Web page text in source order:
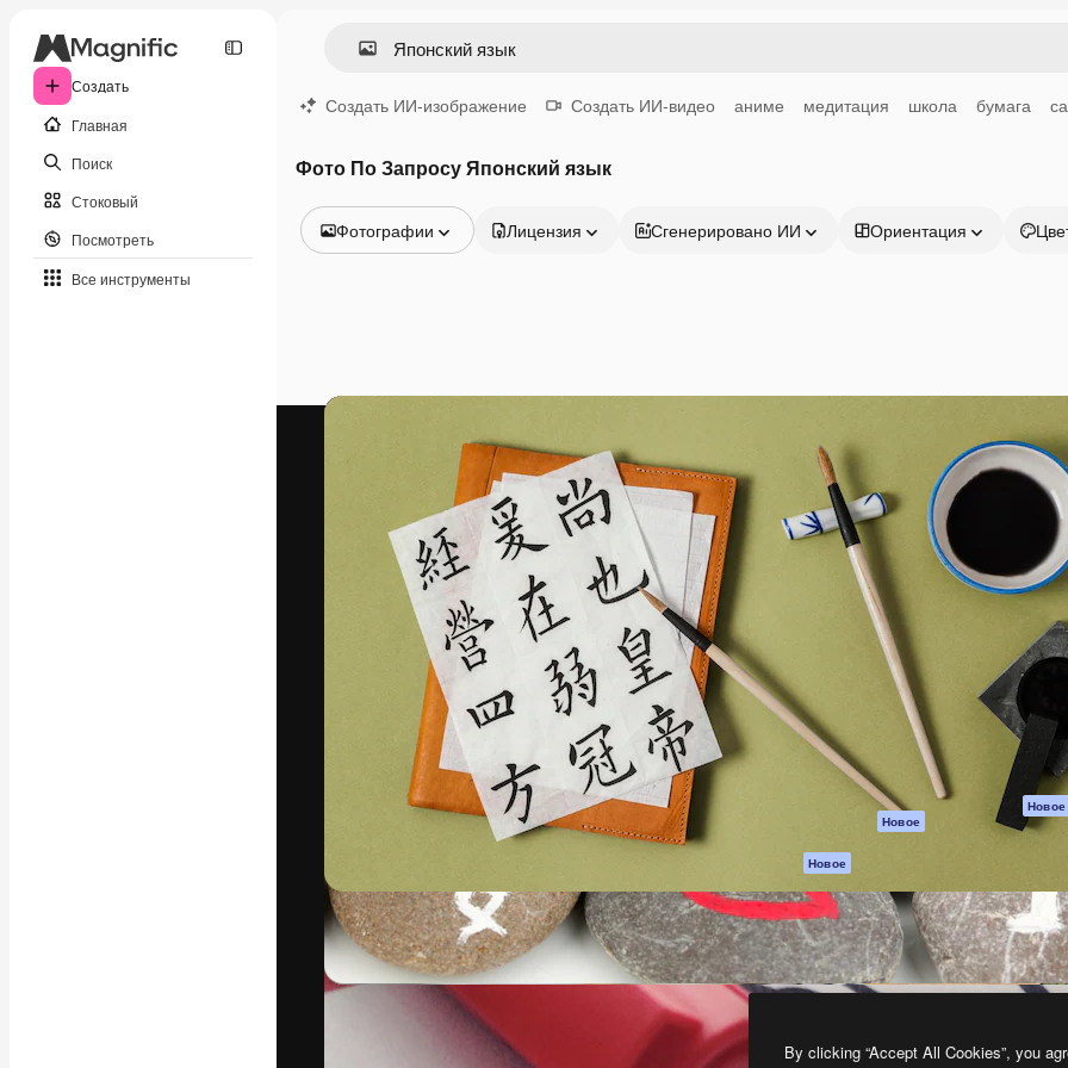
Создать
Главная
Поиск
Стоковый
Посмотреть
Все инструменты
Создать ИИ-изображение Создать ИИ-видео аниме медитация школа бумага
Фото По Запросу Японский язык
Фотографии
Видео
Лицензия Сгенерировано ИИ Ориентация
Креативная платформа для создания
ваших лучших работ. Более 1 миллиона
подписчиков среди креаторов,
предприятий, агентств и студий.
Pусский
Продукция
ИИ-помощник
изображений ИИ
Генератор видео
ИИ
Генератор голоса
на основе ИИ
Стоковый контент
Новое
Новое
API
Мобильное
приложение
Все инструменты
Magnific
Начать
Academy
Документация
поддержки
Условия и
положения
Политика
Оригиналы
Новое
Политика файлов
Центр доверия
Партнеры
Предприятие
By clicking “Accept All Cookies”, you